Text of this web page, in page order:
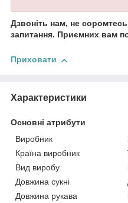
Дзвоніть нам, не
запитання. Приємних вам
Приховати
Характеристики
Основні атрибути
Виробник
Країна виробник
Вид виробу
Довжина сукні
Довжина рукава